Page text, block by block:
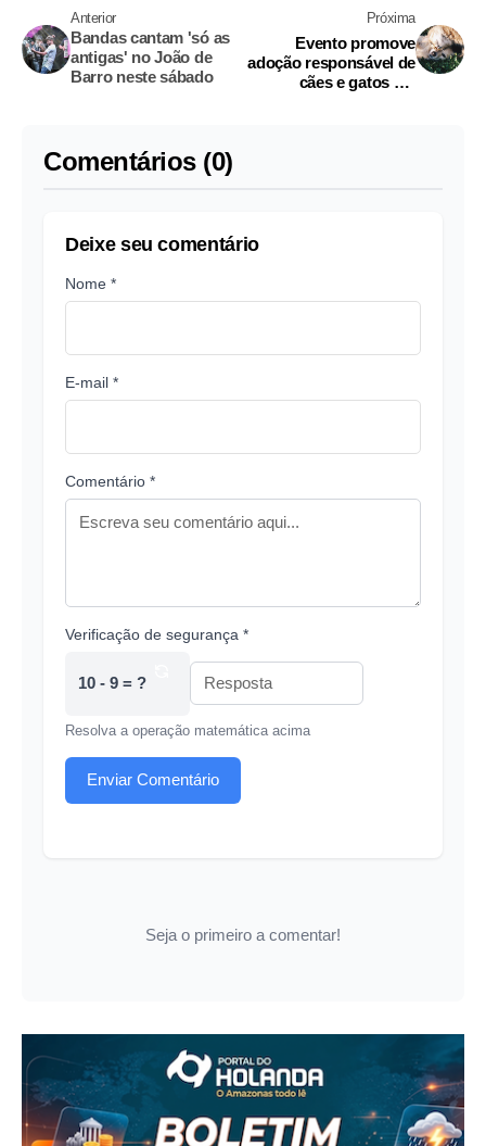
Anterior
Bandas cantam 'só as
antigas' no João de
Barro neste sábado
Próxima
Evento promove
adoção responsável de
cães e gatos em
Comentários (0)
Deixe seu comentário
Nome *
E-mail *
Comentário *
Verificação de segurança *
10 - 9 = ?
Resolva a operação matemática acima
Enviar Comentário
Seja o primeiro a comentar!